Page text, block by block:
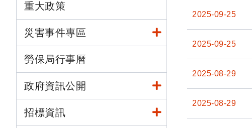
重大政策
災害事件專區
勞保局行事曆
政府資訊公開
招標資訊
2025-09-25
2025-09-25
2025-08-29
2025-08-29